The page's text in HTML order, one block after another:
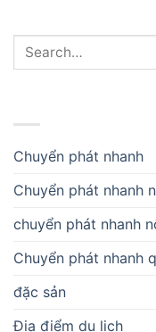
Chuyển phát nhanh
Chuyển phát nhanh
chuyển phát nhanh
Chuyển phát nhanh
đặc sản
Địa điểm du lịch